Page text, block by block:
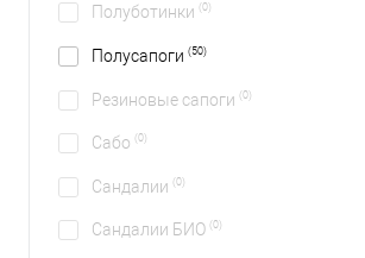
Полуботинки (0)
Полусапоги (50)
Резиновые сапоги (0)
Сабо (0)
Сандалии (0)
Сандалии БИО (0)